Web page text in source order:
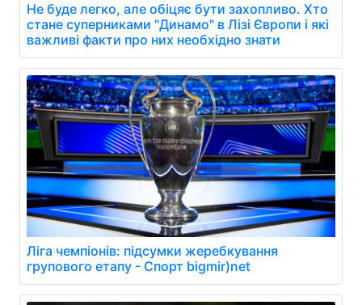
Не буде легко, але обіцяє бути захопливо. Хто
стане суперниками "Динамо" в Лізі Європи і які
важливі факти про них необхідно знати
Ліга чемпіонів: підсумки жеребкування
групового етапу - Спорт bigmir)net